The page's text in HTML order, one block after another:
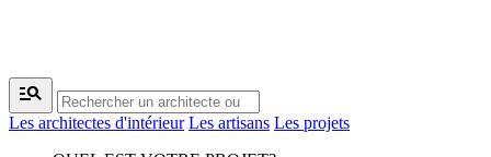
manage_search
Les architectes d'intérieur Les artisans Les projets